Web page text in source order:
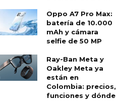
Oppo A7 Pro Max:
batería de 10.000
mAh y cámara
selfie de 50 MP
Ray-Ban Meta y
Oakley Meta ya
están en
Colombia: precios,
funciones y dónde